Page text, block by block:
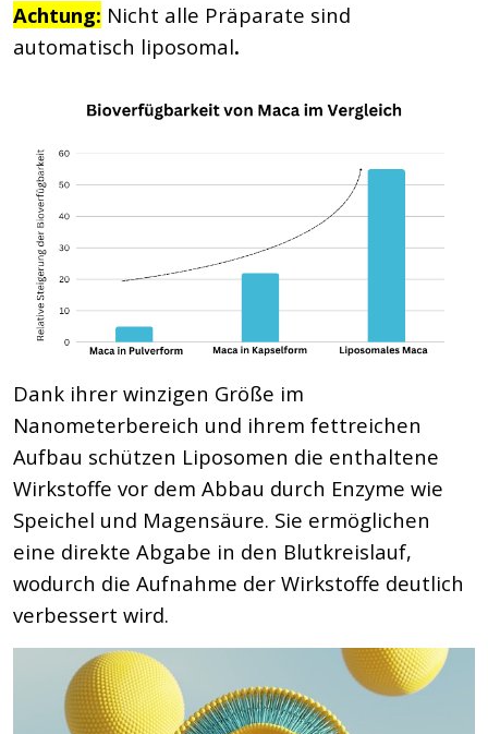
Achtung: Nicht alle Präparate sind
automatisch liposomal.
Dank ihrer winzigen Größe im
Nanometerbereich und ihrem fettreichen
Aufbau schützen Liposomen die enthaltene
Wirkstoffe vor dem Abbau durch Enzyme wie
Speichel und Magensäure. Sie ermöglichen
eine direkte Abgabe in den Blutkreislauf,
wodurch die Aufnahme der Wirkstoffe deutlich
verbessert wird.